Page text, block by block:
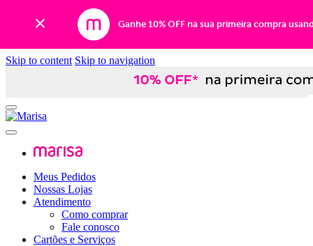
Ganhe 10% OFF na sua primeira compra
Skip to content Skip to navigation
Meus Pedidos
Nossas Lojas
Atendimento
Como comprar
Fale conosco
Cartões e Serviços